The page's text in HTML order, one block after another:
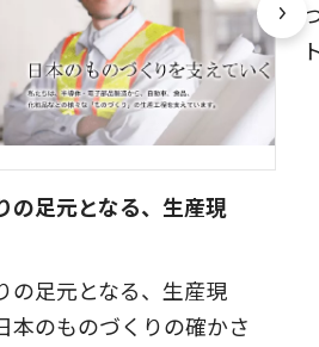
の足元となる、生産現
の足元となる、生産現
本のものづくりの確かさ